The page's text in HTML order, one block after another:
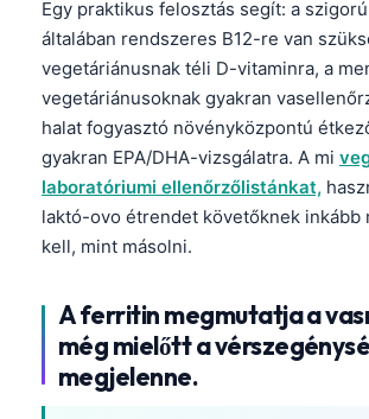
Egy praktikus felosztás segít: a
általában rendszeres B12-re van
vegetáriánusnak téli D-vitaminra, a
vegetáriánusoknak gyakran
halat fogyasztó növényközpontú
gyakran EPA/DHA-vizsgálatra. A mi
laboratóriumi ellenőrzőlistánkat,
laktó-ovo étrendet követőknek inkább
kell, mint másolni.
A ferritin megmutatja a
még mielőtt a
megjelenne.